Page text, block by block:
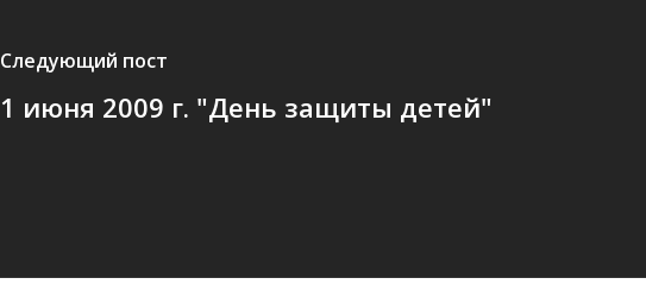
Следующий пост
1 июня 2009 г. "День защиты детей"